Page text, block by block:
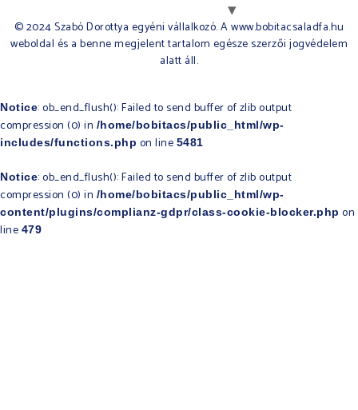
© 2024 Szabó Dorottya egyéni vállalkozó. A www.bobitacsaladfa.hu
weboldal és a benne megjelent tartalom egésze szerzői jogvédelem
alatt áll.​
Notice: ob_end_flush(): Failed to send buffer of zlib output
compression (0) in /home/bobitacs/public_html/wp-
includes/functions.php on line 5481
Notice: ob_end_flush(): Failed to send buffer of zlib output
compression (0) in /home/bobitacs/public_html/wp-
content/plugins/complianz-gdpr/class-cookie-blocker.php on
line 479